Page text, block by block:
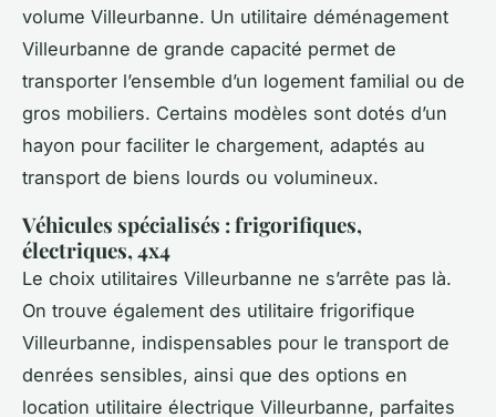
volume Villeurbanne. Un utilitaire déménagement
Villeurbanne de grande capacité permet de
transporter l’ensemble d’un logement familial ou de
gros mobiliers. Certains modèles sont dotés d’un
hayon pour faciliter le chargement, adaptés au
transport de biens lourds ou volumineux.
Véhicules spécialisés : frigorifiques,
électriques, 4x4
Le choix utilitaires Villeurbanne ne s’arrête pas là.
On trouve également des utilitaire frigorifique
Villeurbanne, indispensables pour le transport de
denrées sensibles, ainsi que des options en
location utilitaire électrique Villeurbanne, parfaites